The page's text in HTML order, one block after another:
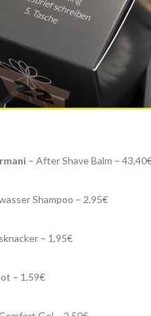
– After Shave Balm –
Shampoo – 2,95€
– 1,95€
– 1,59€